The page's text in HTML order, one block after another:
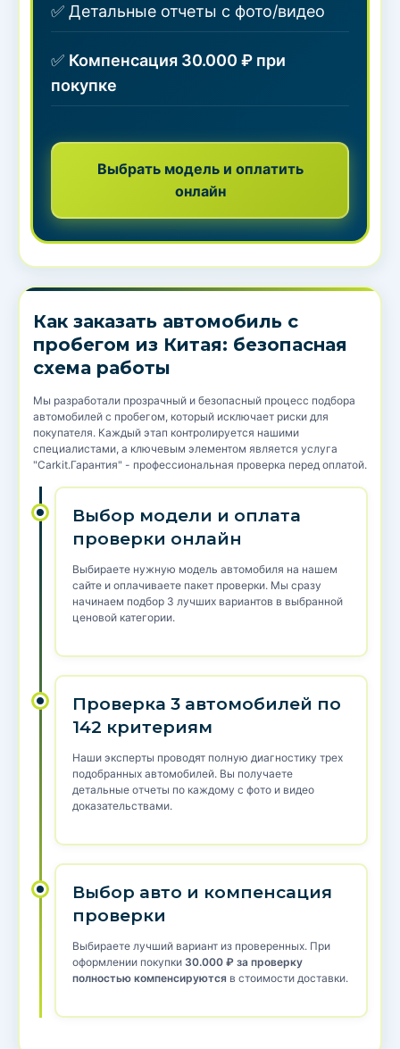
✅ Детальные отчеты с фото/видео
✅ Компенсация 30.000 ₽ при
покупке
Выбрать модель и оплатить
онлайн
Как заказать автомобиль с
пробегом из Китая: безопасная
схема работы
Мы разработали прозрачный и безопасный процесс подбора
автомобилей с пробегом, который исключает риски для
покупателя. Каждый этап контролируется нашими
специалистами, а ключевым элементом является услуга
"Carkit.Гарантия" - профессиональная проверка перед оплатой.
Выбор модели и оплата
проверки онлайн
Выбираете нужную модель автомобиля на нашем
сайте и оплачиваете пакет проверки. Мы сразу
начинаем подбор 3 лучших вариантов в выбранной
ценовой категории.
Проверка 3 автомобилей по
142 критериям
Наши эксперты проводят полную диагностику трех
подобранных автомобилей. Вы получаете
детальные отчеты по каждому с фото и видео
доказательствами.
Выбор авто и компенсация
проверки
Выбираете лучший вариант из проверенных. При
оформлении покупки 30.000 ₽ за проверку
полностью компенсируются в стоимости доставки.